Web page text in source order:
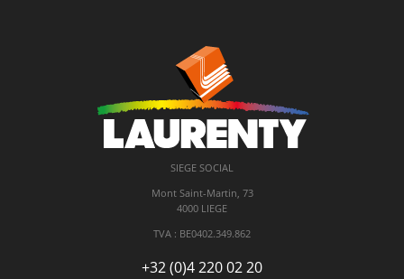
SIEGE SOCIAL
Mont Saint-Martin, 73
4000 LIEGE
TVA : BE0402.349.862
+32 (0)4 220 02 20